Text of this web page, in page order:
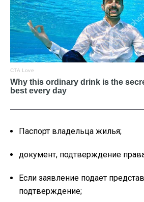
Паспорт владельца жилья;
документ, подтверждение
Если заявление подает
подтверждение;